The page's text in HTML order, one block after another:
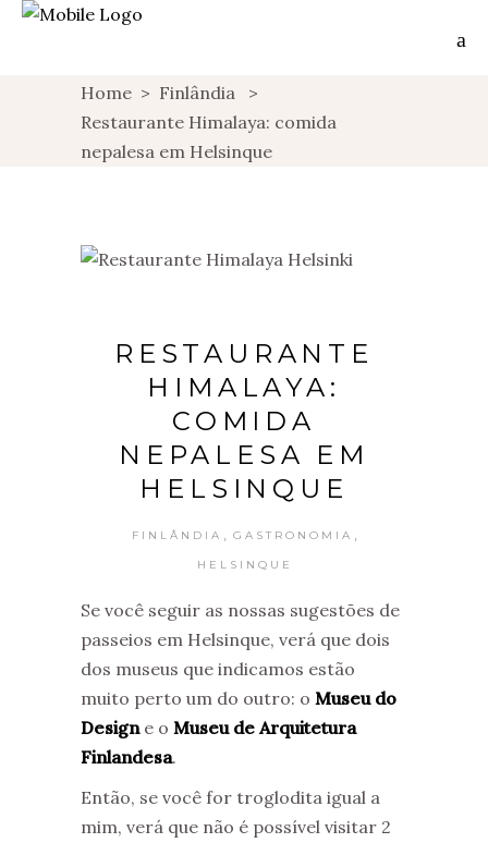
Home > Finlândia
>
Restaurante Himalaya: comida
nepalesa em Helsinque
RESTAURANTE
HIMALAYA:
COMIDA
NEPALESA EM
HELSINQUE
FINLÂNDIA GASTRONOMIA
HELSINQUE
Se você seguir as nossas sugestões de
passeios em Helsinque, verá que dois
dos museus que indicamos estão
muito perto um do outro: o Museu do
Designe o Museu de Arquitetura
Finlandesa.
Então, se você for troglodita igual a
mim, verá que não é possível visitar 2